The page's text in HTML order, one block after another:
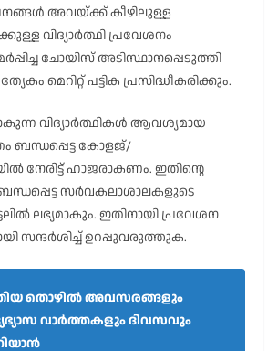
അവയ്ക്ക് കീഴിലുള്ള
വിദ്യാർത്ഥി പ്രവേശനം
ചോയിസ് അടിസ്ഥാനപ്പെടുത്തി
മെറിറ്റ് പട്ടിക പ്രസിദ്ധീകരിക്കും.
വിദ്യാർത്ഥികൾ ആവശ്യമായ
ബന്ധപ്പെട്ട കോളജ്/
നേരിട്ട് ഹാജരാകണം. ഇതിൻ്റെ
സർവകലാശാലകളുടെ
ലഭ്യമാകും. ഇതിനായി പ്രവേശന
സന്ദർശിച്ച് ഉറപ്പുവരുത്തുക.
തൊഴിൽ അവസരങ്ങളും
വാർത്തകളും ദിവസവും